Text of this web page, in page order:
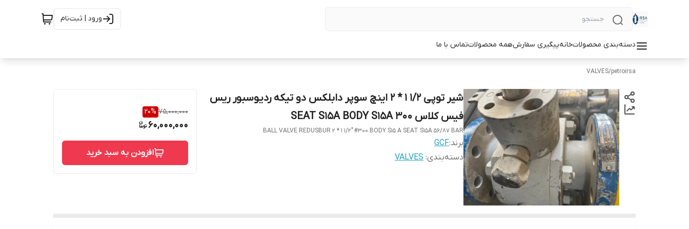
ورود | ثبت‌نام
دسته‌بندی محصولاتخانهپیگیری سفارشهمه محصولاتتماس با ما
petroirsa
/
VALVES
شیر توپی 1/2 1 * 2 اینچ سوپر دابلکس دو تیکه ردیوسبور ریس
فیس کلاس 300 SEAT S15A BODY S15A
BALL VALVE REDUSBUR 2 * 1 1/2" #300 BODY S15 A SEAT S15A 56/87 BAR
برند:GCF
دسته‌بندی:
VALVES
75,000,000
20%
60,000,000
افزودن به سبد خرید